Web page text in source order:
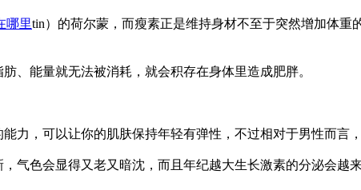
哪里tin）的荷尔蒙，而瘦素正是维持身材不至于突然增加体
、能量就无法被消耗，就会积存在身体里造成肥胖。
力，可以让你的肌肤保持年轻有弹性，不过相对于男性而言
气色会显得又老又暗沈，而且年纪越大生长激素的分泌会越